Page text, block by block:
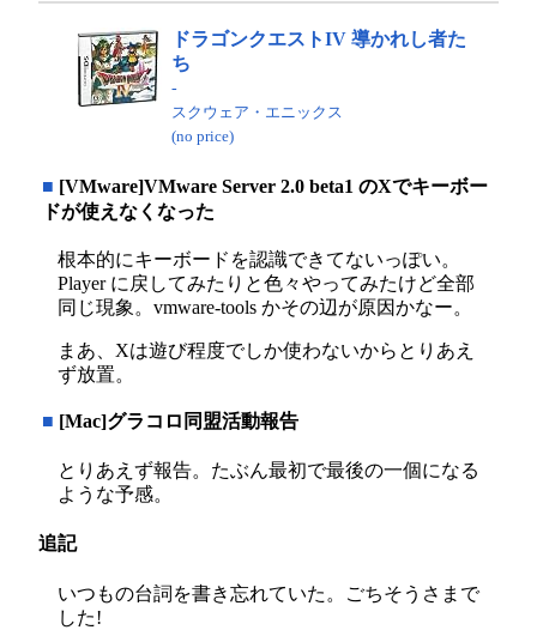
ドラゴンクエストIV 導かれし者た
ち
-
スクウェア・エニックス
(no price)
■ [VMware]VMware Server 2.0 beta1 のXでキーボー
ドが使えなくなった
根本的にキーボードを認識できてないっぽい。
Player に戻してみたりと色々やってみたけど全部
同じ現象。vmware-tools かその辺が原因かなー。
まあ、Xは遊び程度でしか使わないからとりあえ
ず放置。
■ [Mac]グラコロ同盟活動報告
とりあえず報告。たぶん最初で最後の一個になる
ような予感。
追記
いつもの台詞を書き忘れていた。ごちそうさまで
した!